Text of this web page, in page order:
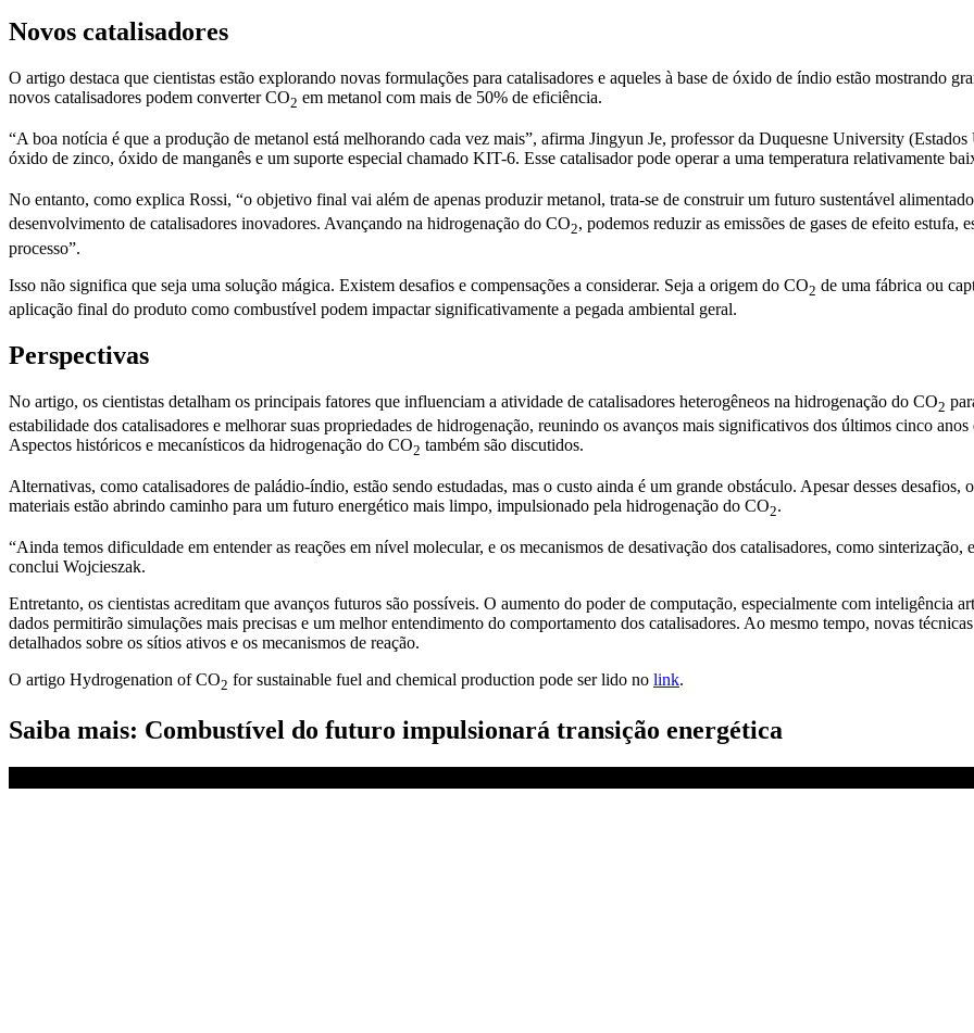
Novos catalisadores
O artigo destaca que cientistas estão explorando novas formulações para catalisadores e aqueles à base de óxido de índio estão mostrando
novos catalisadores podem converter CO2 em metanol com mais de 50% de eficiência.
“A boa notícia é que a produção de metanol está melhorando cada vez mais”, afirma Jingyun Je, professor da Duquesne University
óxido de zinco, óxido de manganês e um suporte especial chamado KIT-6. Esse catalisador pode operar a uma temperatura relativamente
No entanto, como explica Rossi, “o objetivo final vai além de apenas produzir metanol, trata-se de construir um futuro sustentável
desenvolvimento de catalisadores inovadores. Avançando na hidrogenação do CO2, podemos reduzir as emissões de gases de efeito
processo”.
Isso não significa que seja uma solução mágica. Existem desafios e compensações a considerar. Seja a origem do CO2 de uma fábrica ou
aplicação final do produto como combustível podem impactar significativamente a pegada ambiental geral.
Perspectivas
No artigo, os cientistas detalham os principais fatores que influenciam a atividade de catalisadores heterogêneos na hidrogenação do CO2
estabilidade dos catalisadores e melhorar suas propriedades de hidrogenação, reunindo os avanços mais significativos dos últimos cinco
Aspectos históricos e mecanísticos da hidrogenação do CO2 também são discutidos.
Alternativas, como catalisadores de paládio-índio, estão sendo estudadas, mas o custo ainda é um grande obstáculo. Apesar desses desafios,
materiais estão abrindo caminho para um futuro energético mais limpo, impulsionado pela hidrogenação do CO2.
“Ainda temos dificuldade em entender as reações em nível molecular, e os mecanismos de desativação dos catalisadores, como
conclui Wojcieszak.
Entretanto, os cientistas acreditam que avanços futuros são possíveis. O aumento do poder de computação, especialmente com inteligência
dados permitirão simulações mais precisas e um melhor entendimento do comportamento dos catalisadores. Ao mesmo tempo, novas
detalhados sobre os sítios ativos e os mecanismos de reação.
O artigo Hydrogenation of CO2 for sustainable fuel and chemical production pode ser lido no link.
Saiba mais: Combustível do futuro impulsionará transição energética